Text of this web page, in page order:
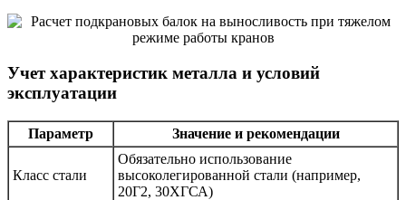
Учет характеристик металла и условий
эксплуатации
Параметр Значение и рекомендации
Класс стали
Обязательно использование
высоколегированной стали (например,
20Г2, 30ХГСА)